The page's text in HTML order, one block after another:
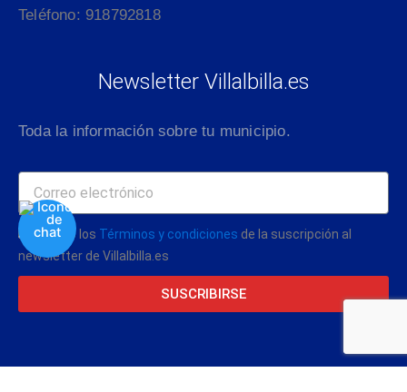
Teléfono: 918792818
Newsletter Villalbilla.es
Toda la información sobre tu municipio.
Acepto los Términos y condiciones de la suscripción al
newsletter de Villalbilla.es
SUSCRIBIRSE